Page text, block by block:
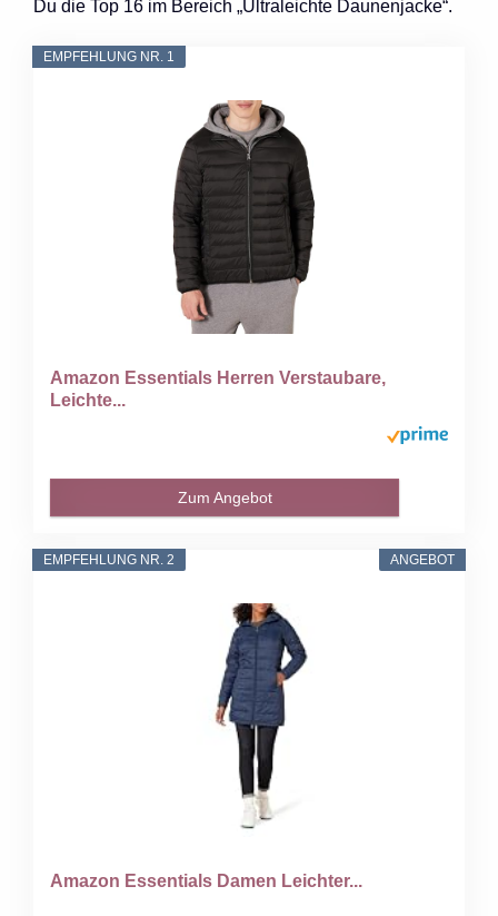
Du die Top 16 im Bereich „Ultraleichte Daunenjacke“.
EMPFEHLUNG NR. 1
Amazon Essentials Herren Verstaubare,
Leichte...
Zum Angebot
ANGEBOT
EMPFEHLUNG NR. 2
Amazon Essentials Damen Leichter...